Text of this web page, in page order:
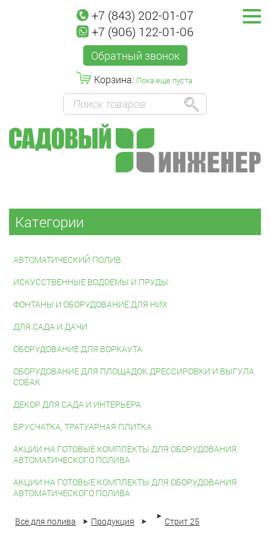
+7 (843) 202-01-07
+7 (906) 122-01-06
Обратный звонок
Корзина: Пока еще пуста
Категории
АВТОМАТИЧЕСКИЙ ПОЛИВ
ИСКУССТВЕННЫЕ ВОДОЕМЫ И ПРУДЫ
ФОНТАНЫ И ОБОРУДОВАНИЕ ДЛЯ НИХ
ДЛЯ САДА И ДАЧИ
ОБОРУДОВАНИЕ ДЛЯ ВОРКАУТА
ОБОРУДОВАНИЕ ДЛЯ ПЛОЩАДОК ДРЕССИРОВКИ И ВЫГУЛА
СОБАК
ДЕКОР ДЛЯ САДА И ИНТЕРЬЕРА
БРУСЧАТКА, ТРАТУАРНАЯ ПЛИТКА
АКЦИИ НА ГОТОВЫЕ КОМПЛЕКТЫ ДЛЯ ОБОРУДОВАНИЯ
АВТОМАТИЧЕСКОГО ПОЛИВА
АКЦИИ НА ГОТОВЫЕ КОМПЛЕКТЫ ДЛЯ ОБОРУДОВАНИЯ
АВТОМАТИЧЕСКОГО ПОЛИВА
Все для полива Продукция Стрит 25